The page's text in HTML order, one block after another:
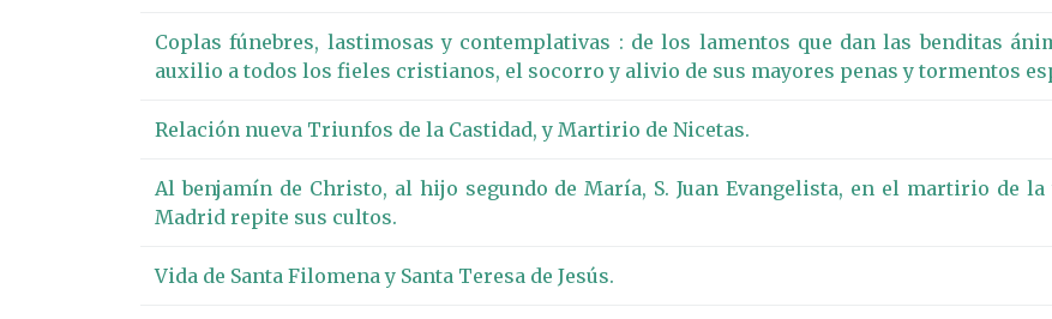
Coplas fúnebres, lastimosas y contemplativas : de los lamentos que dan las benditas
auxilio a todos los fieles cristianos, el socorro y alivio de sus mayores penas y tormentos
Relación nueva Triunfos de la Castidad, y Martirio de Nicetas.
Al benjamín de Christo, al hijo segundo de María, S. Juan Evangelista, en el martirio de
Madrid repite sus cultos.
Vida de Santa Filomena y Santa Teresa de Jesús.